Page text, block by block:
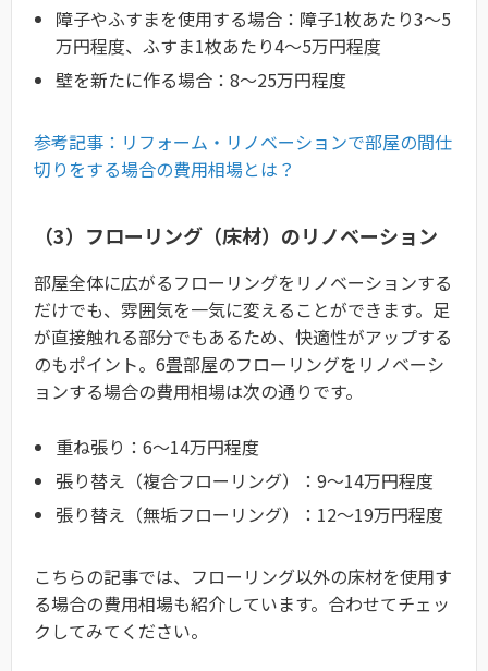
障子やふすまを使用する場合：障子1枚あたり3〜5
万円程度、ふすま1枚あたり4〜5万円程度
壁を新たに作る場合：8〜25万円程度
参考記事：リフォーム・リノベーションで部屋の間仕
切りをする場合の費用相場とは？
（3）フローリング（床材）のリノベーション
部屋全体に広がるフローリングをリノベーションする
だけでも、雰囲気を一気に変えることができます。足
が直接触れる部分でもあるため、快適性がアップする
のもポイント。6畳部屋のフローリングをリノベーシ
ョンする場合の費用相場は次の通りです。
重ね張り：6〜14万円程度
張り替え（複合フローリング）：9〜14万円程度
張り替え（無垢フローリング）：12〜19万円程度
こちらの記事では、フローリング以外の床材を使用す
る場合の費用相場も紹介しています。合わせてチェッ
クしてみてください。